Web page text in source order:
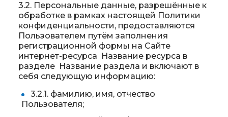
3.2. Персональные данные, разрешённые к
обработке в рамках настоящей Политики
конфиденциальности, предоставляются
Пользователем путём заполнения
регистрационной формы на Сайте
интернет-ресурса Название ресурса в
разделе Название раздела и включают в
себя следующую информацию:
3.2.1. фамилию, имя, отчество
Пользователя;